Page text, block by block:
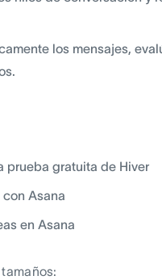
los mensajes,
prueba gratuita de Hiver
Asana
en Asana